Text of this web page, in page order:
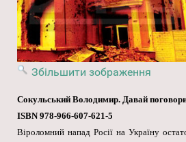
Збільшити зображення
Сокульський Володимир. Давай
ISBN 978-966-607-621-5
Віроломний напад Росії на Україну